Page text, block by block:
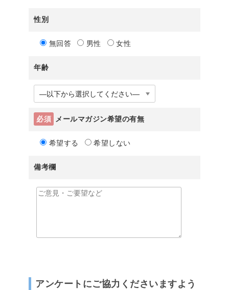
性別
無回答 男性 女性
年齢
必須 メールマガジン希望の有無
希望する 希望しない
備考欄
アンケートにご協力くださいますよう